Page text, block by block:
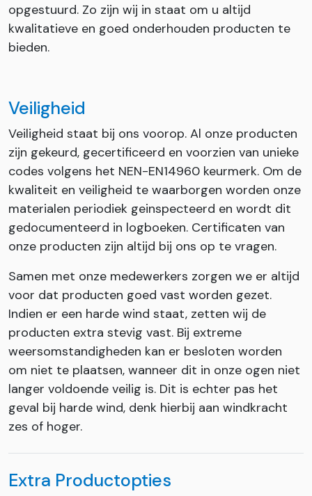
opgestuurd. Zo zijn wij in staat om u altijd
kwalitatieve en goed onderhouden producten te
bieden.
Veiligheid
Veiligheid staat bij ons voorop. Al onze producten
zijn gekeurd, gecertificeerd en voorzien van unieke
codes volgens het NEN-EN14960 keurmerk. Om de
kwaliteit en veiligheid te waarborgen worden onze
materialen periodiek geinspecteerd en wordt dit
gedocumenteerd in logboeken. Certificaten van
onze producten zijn altijd bij ons op te vragen.
Samen met onze medewerkers zorgen we er altijd
voor dat producten goed vast worden gezet.
Indien er een harde wind staat, zetten wij de
producten extra stevig vast. Bij extreme
weersomstandigheden kan er besloten worden
om niet te plaatsen, wanneer dit in onze ogen niet
langer voldoende veilig is. Dit is echter pas het
geval bij harde wind, denk hierbij aan windkracht
zes of hoger.
Extra Productopties